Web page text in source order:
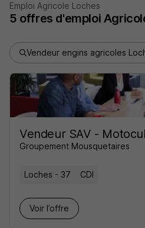
Emploi Agricole Loches
5 offres d'emploi
Vendeur engins agricoles
Vendeur SAV -
Groupement Mousquetaires
Loches - 37 CDI
Voir l’offre